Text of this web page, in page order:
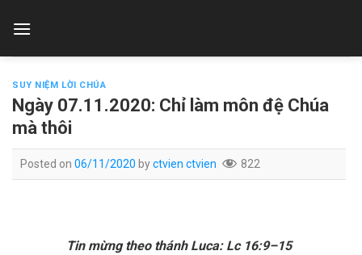
SUY NIỆM LỜI CHÚA
Ngày 07.11.2020: Chỉ làm môn đệ Chúa
mà thôi
Posted on 06/11/2020 byctvien ctvien 822
Tin mừng theo thánh Luca: Lc16:9–15